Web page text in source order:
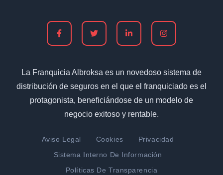
La Franquicia Albroksa es un novedoso sistema de
distribución de seguros en el que el franquiciado es el
protagonista, beneficiándose de un modelo de
negocio exitoso y rentable.
Aviso Legal Cookies
Privacidad
Sistema Interno De Información
Políticas De Transparencia